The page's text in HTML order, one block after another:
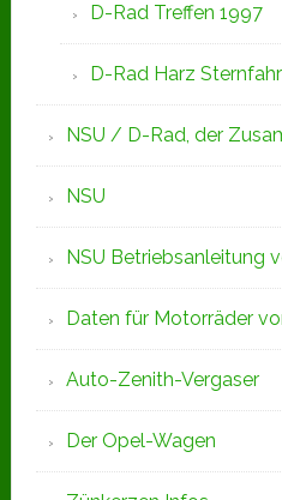
D-Rad Treffen 1997
D-Rad Harz
NSU / D-Rad, der
NSU
NSU Betriebsanleitung
Daten für Motorräder
Auto-Zenith-Vergaser
Der Opel-Wagen